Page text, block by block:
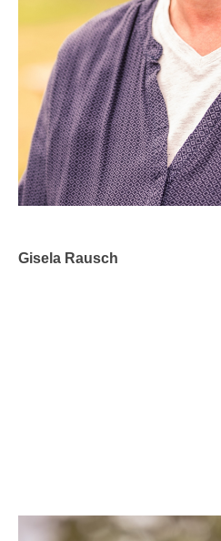
Gisela Rausch